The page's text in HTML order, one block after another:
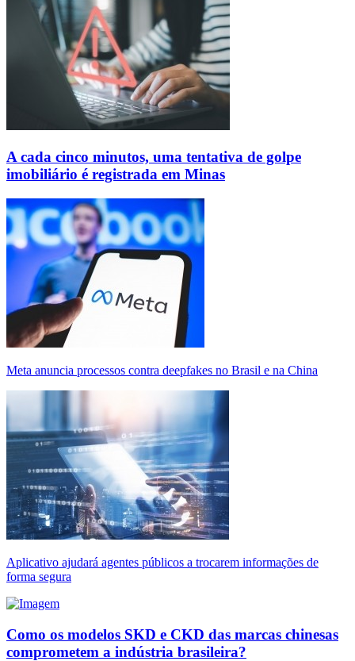
A cada cinco minutos, uma tentativa de golpe
imobiliário é registrada em Minas
Meta anuncia processos contra deepfakes no Brasil e na China
Aplicativo ajudará agentes públicos a trocarem informações de
forma segura
Como os modelos SKD e CKD das marcas chinesas
comprometem a indústria brasileira?